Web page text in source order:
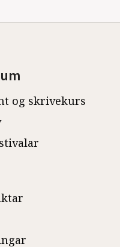
og skrivekurs